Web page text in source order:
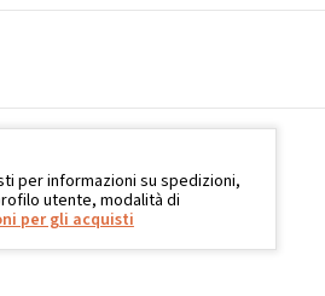
per informazioni su spedizioni,
utente, modalità di
per gli acquisti